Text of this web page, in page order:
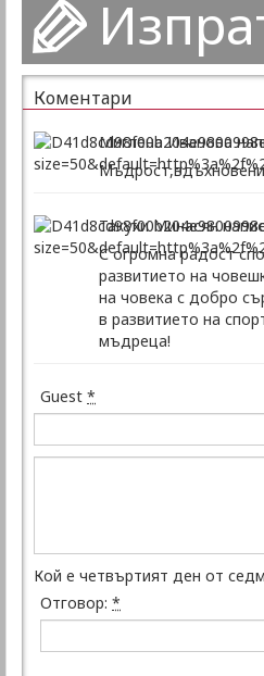
Коментари
Миглена Иванова
Такухи Минасян
С огромна радост
развитието на
на човека с добро
в развитието на
мъдреца!
Guest *
Кой е четвъртият ден от
Отговор: *